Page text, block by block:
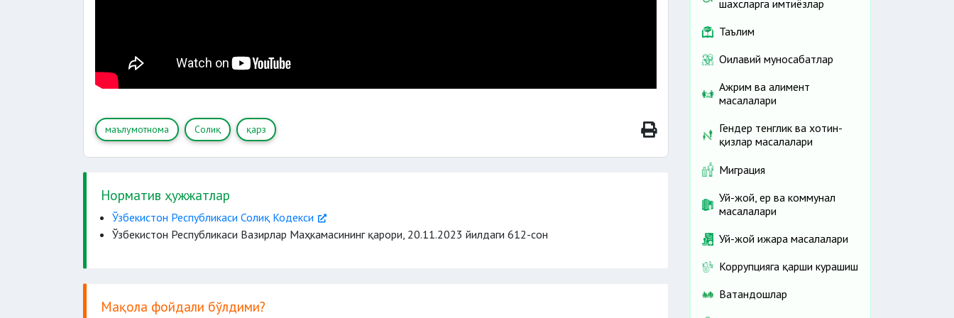
маълумотнома Солиқ қарз
Норматив ҳужжатлар
Ўзбекистон Республикаси Солиқ Кодекси
Ўзбекистон Республикаси Вазирлар Маҳкамасининг қарори, 20.11.2023 йилдаги 612-сон
Мақола фойдали бўлдими?
шахсларга имтиёзлар
Таълим
Оилавий муносабатлар
Ажрим ва алимент
масалалари
Гендер тенглик ва хотин-
қизлар масалалари
Миграция
Уй-жой, ер ва коммунал
масалалари
Уй-жой ижара масалалари
Коррупцияга қарши курашиш
Ватандошлар